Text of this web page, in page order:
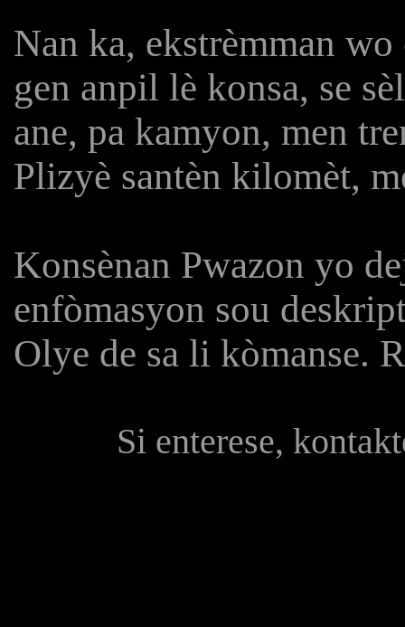
Nan ka, ekstrèmman
gen anpil lè konsa, se
ane, pa kamyon, men
Plizyè santèn kilomèt,
Konsènan Pwazon yo
enfòmasyon sou
Olye de sa li kòmanse.
Si enterese,